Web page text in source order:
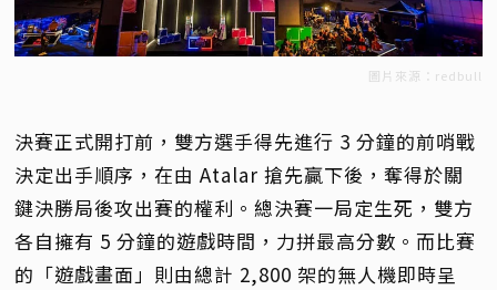
圖片來源：redbull
決賽正式開打前，雙方選手得先進行 3 分鐘的前哨戰
決定出手順序，在由 Atalar 搶先贏下後，奪得於關
鍵決勝局後攻出賽的權利。總決賽一局定生死，雙方
各自擁有 5 分鐘的遊戲時間，力拼最高分數。而比賽
的「遊戲畫面」則由總計 2,800 架的無人機即時呈